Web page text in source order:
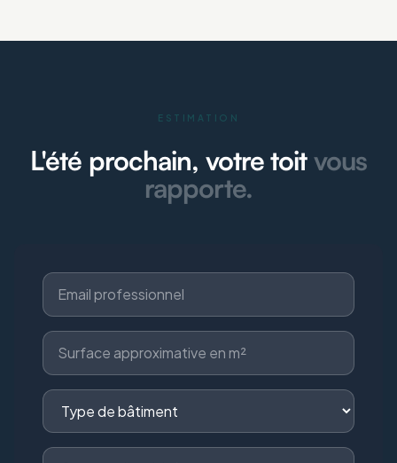
ESTIMATION
L'été prochain, votre toitvous
rapporte.